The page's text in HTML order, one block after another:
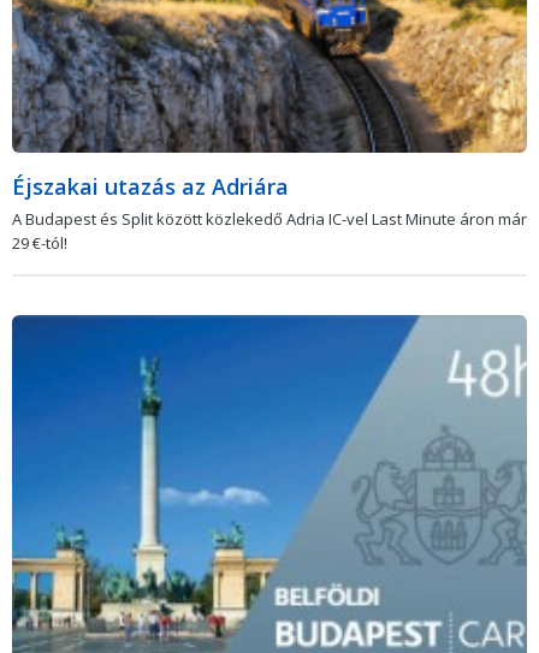
Éjszakai utazás az Adriára
A Budapest és Split között közlekedő Adria IC-vel Last Minute áron már
29 €-tól!